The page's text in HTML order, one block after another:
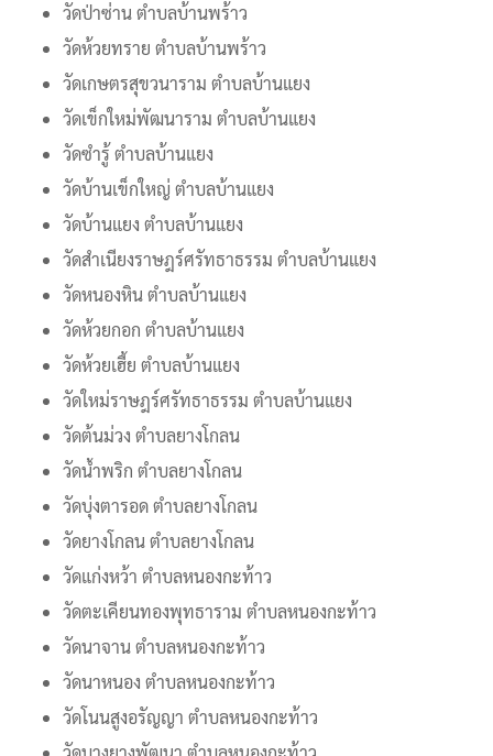
วัดป่าซ่าน ตำบลบ้านพร้าว
วัดห้วยทราย ตำบลบ้านพร้าว
วัดเกษตรสุขวนาราม ตำบลบ้านแยง
วัดเข็กใหม่พัฒนาราม ตำบลบ้านแยง
วัดซำรู้ ตำบลบ้านแยง
วัดบ้านเข็กใหญ่ ตำบลบ้านแยง
วัดบ้านแยง ตำบลบ้านแยง
วัดสำเนียงราษฎร์ศรัทธาธรรม ตำบลบ้านแยง
วัดหนองหิน ตำบลบ้านแยง
วัดห้วยกอก ตำบลบ้านแยง
วัดห้วยเฮี้ย ตำบลบ้านแยง
วัดใหม่ราษฎร์ศรัทธาธรรม ตำบลบ้านแยง
วัดต้นม่วง ตำบลยางโกลน
วัดน้ำพริก ตำบลยางโกลน
วัดบุ่งตารอด ตำบลยางโกลน
วัดยางโกลน ตำบลยางโกลน
วัดแก่งหว้า ตำบลหนองกะท้าว
วัดตะเคียนทองพุทธาราม ตำบลหนองกะท้าว
วัดนาจาน ตำบลหนองกะท้าว
วัดนาหนอง ตำบลหนองกะท้าว
วัดโนนสูงอรัญญา ตำบลหนองกะท้าว